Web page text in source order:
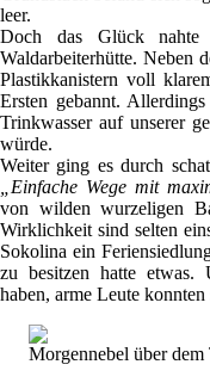
leer.
Doch das Glück
Waldarbeiterhütte. Neben
Plastikkanistern voll
Ersten gebannt.
Trinkwasser auf unserer
würde.
Weiter ging es durch
„Einfache Wege mit
von wilden wurzeligen
Wirklichkeit sind selten
Sokolina ein
zu besitzen hatte etwas.
haben, arme Leute
Morgennebel über